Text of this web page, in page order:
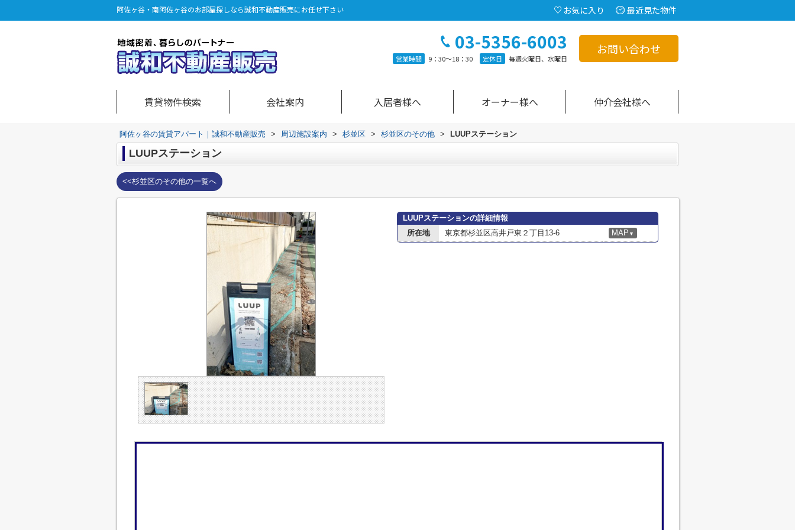
阿佐ヶ谷・南阿佐ヶ谷のお部屋探しなら誠和不動産販売にお任せ下さい お気に入り 最近見た物件
03-5356-6003
営業時間 9：30～18：30 定休日 毎週火曜日、水曜日
お問い合わせ
賃貸物件検索 会社案内 入居者様へ オーナー様へ 仲介会社様へ
阿佐ヶ谷の賃貸アパート｜誠和不動産販売 > 周辺施設案内 > 杉並区 > 杉並区のその他 > LUUPステーション
LUUPステーション
<<杉並区のその他の一覧へ
LUUPステーションの詳細情報
所在地
東京都杉並区高井戸東２丁目13-6 MAP ▼